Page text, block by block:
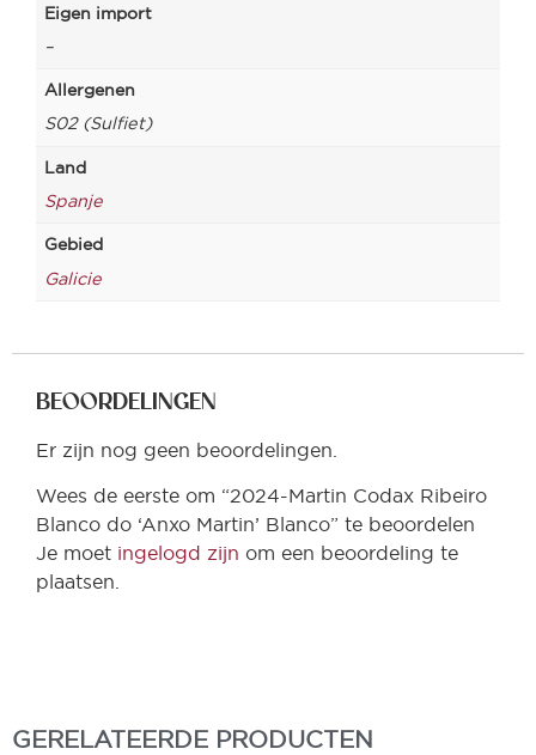
Eigen import
–
Allergenen
S02 (Sulfiet)
Land
Spanje
Gebied
Galicie
BEOORDELINGEN
Er zijn nog geen beoordelingen.
Wees de eerste om “2024-Martin Codax Ribeiro
Blanco do ‘Anxo Martin’ Blanco” te beoordelen
Je moet ingelogd zijn om een beoordeling te
plaatsen.
GERELATEERDE PRODUCTEN